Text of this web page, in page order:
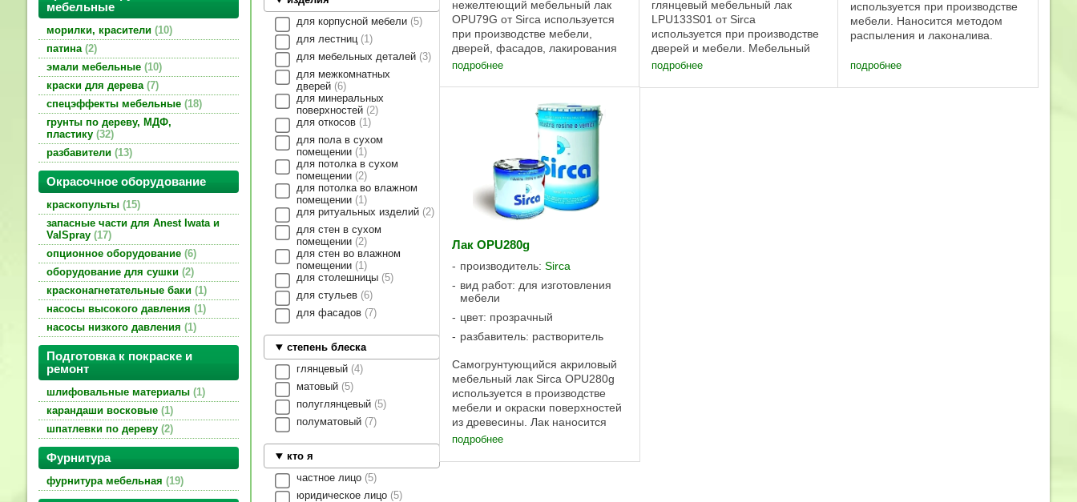
мебельные
морилки, красители 10
патина 2
эмали мебельные 10
краски для дерева 7
спецэффекты мебельные 18
грунты по дереву, МДФ,
пластику 32
разбавители 13
Окрасочное оборудование
краскопульты 15
запасные части для Anest Iwata и
ValSpray 17
опционное оборудование 6
оборудование для сушки 2
красконагнетательные баки 1
насосы высокого давления 1
насосы низкого давления 1
Подготовка к покраске и
ремонт
шлифовальные материалы 1
карандаши восковые 1
шпатлевки по дереву 2
Фурнитура
фурнитура мебельная 19
для корпусной мебели 5
для лестниц 1
для мебельных деталей 3
для межкомнатных
дверей 6
для минеральных
поверхностей 2
для откосов 1
для пола в сухом
помещении 1
для потолка в сухом
помещении 2
для потолка во влажном
помещении 1
для ритуальных изделий 2
для стен в сухом
помещении 2
для стен во влажном
помещении 1
для столешницы 5
для стульев 6
для фасадов 7
степень блеска
глянцевый 4
матовый 5
полуглянцевый 5
полуматовый 7
кто я
частное лицо 5
юридическое лицо 5
нежелтеющий мебельный лак
OPU79G от Sirca используется
при производстве мебели,
дверей, фасадов, лакирования
плоских деталей. Метод
налив. OPU79 — акриловый лак
с повышенной устойчивостью к
подробнее
глянцевый мебельный лак
LPU133S01 от Sirca
используется при производстве
дверей и мебели. Мебельный
лак наносится методом
Sirca - акриловый прозрачный
подробнее
используется при производстве
мебели. Наносится методом
распыления и лаконалива.
матовый лак готовый к
подробнее
Лак OPU280g
производитель: Sirca
вид работ: для изготовления
мебели
цвет: прозрачный
разбавитель: растворитель
Самогрунтующийся акриловый
мебельный лак Sirca OPU280g
используется в производстве
мебели и окраски поверхностей
из древесины. Лак наносится
методом распыления или
акриловый матовый лак Sirca
подробнее